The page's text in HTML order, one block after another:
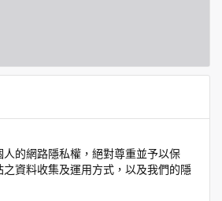
的網路隱私權，絕對尊重並予以保
資料收集及運用方式，以及我們的隱